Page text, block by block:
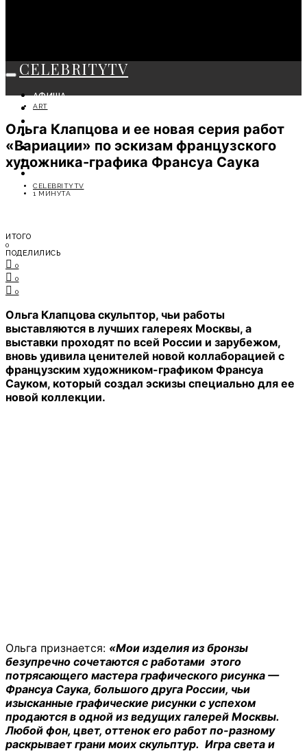
CELEBRITYTV
АФИША
СОБЫТИЯ
КРАСОТА
МОДА
ЛИЧНОСТЬ
ОТДЫХ
ART
Ольга Клапцова и ее новая серия работ
«Вариации» по эскизам французского
художника-графика Франсуа Саука
CELEBRITYTV
1 МИНУТА
ИТОГО
0
ПОДЕЛИЛИСЬ
0
0
0
Ольга Клапцова скульптор, чьи работы
выставляются в лучших галереях Москвы, а
выставки проходят по всей России и зарубежом,
вновь удивила ценителей новой коллаборацией с
французским художником-графиком Франсуа
Сауком, который создал эскизы специально для ее
новой коллекции.
Ольга признается: «Мои изделия из бронзы
безупречно сочетаются с работами этого
потрясающего мастера графического рисунка —
Франсуа Саука, большого друга России, чьи
изысканные графические рисунки с успехом
продаются в одной из ведущих галерей Москвы.
Любой фон, цвет, оттенок его работ по-разному
раскрывает грани моих скульптур. Игра света и